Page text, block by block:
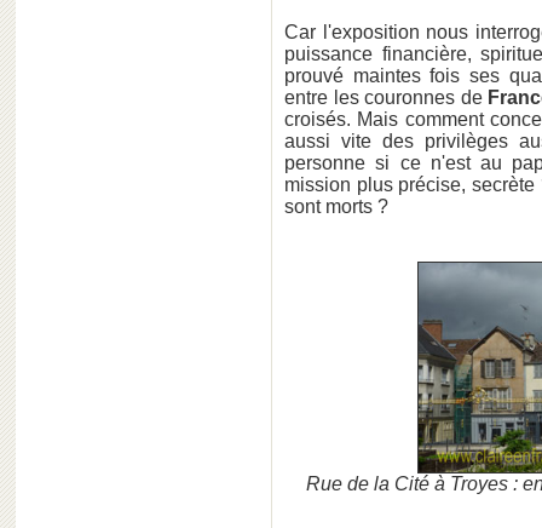
Car l'exposition nous
puissance financière,
prouvé maintes fois ses
entre les couronnes de
croisés. Mais comment
aussi vite des privilèges
personne si ce n'est au
mission plus précise,
sont morts ?
Rue de la Cité à Troyes :